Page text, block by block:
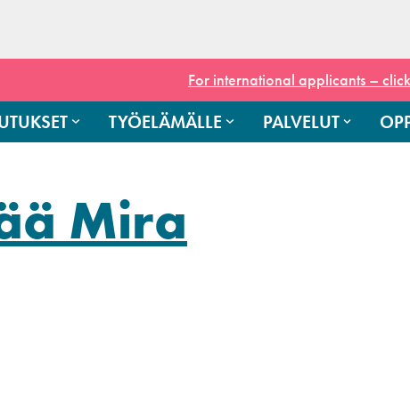
For international applicants –
TYÖELÄMÄLLE PALVELUT
Mira